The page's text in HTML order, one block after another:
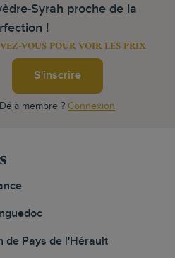
Syrah proche de la
!
VOUS POUR VOIR LES PRIX
S'inscrire
Déjà membre ? Connexion
de Pays de l'Hérault